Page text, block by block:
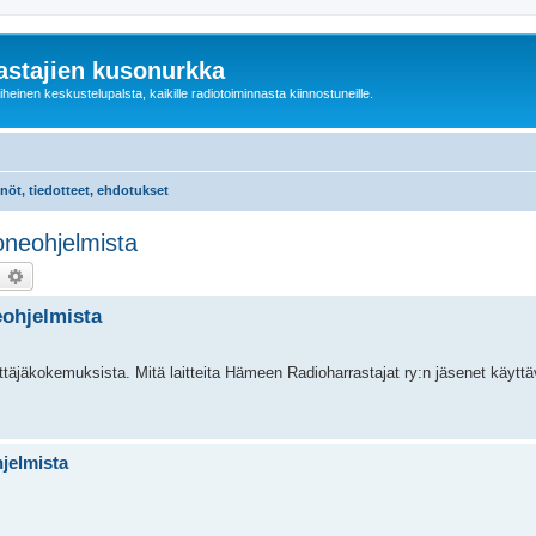
kusonurkka
keskustelupalsta, kaikille radiotoiminnasta kiinnostuneille.
tiedotteet, ehdotukset
Mitä laitteita Hämeen Radioharrastajat ry:n jäsenet